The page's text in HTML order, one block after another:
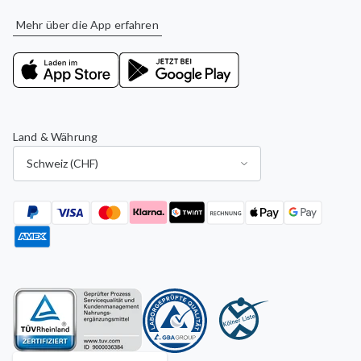
Mehr über die App erfahren
Land & Währung